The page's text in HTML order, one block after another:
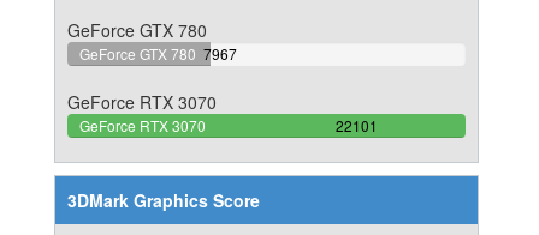
GeForce GTX 780
GeForce GTX 780 7967
36.048142617981%
GeForce RTX 3070
GeForce RTX 3070 22101
100%
3DMark Graphics Score